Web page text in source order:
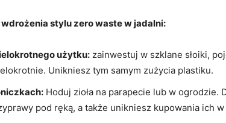
stylu zero waste w jadalni:
użytku: zainwestuj w szklane słoiki,
Unikniesz tym samym zużycia plastiku.
Hoduj zioła na parapecie lub w ogrodzie.
pod ręką, a także unikniesz kupowania ich